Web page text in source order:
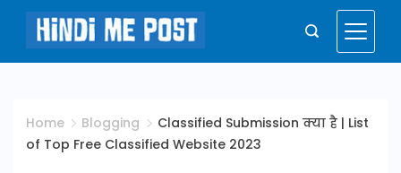
Skip
content
Hindi
Me
Post
Home Blogging
Classified Submission क्या है | List
of Top Free Classified Website 2023